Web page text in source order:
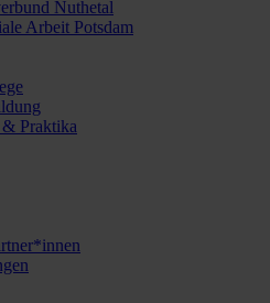
Nuthetal
Arbeit Potsdam
Praktika